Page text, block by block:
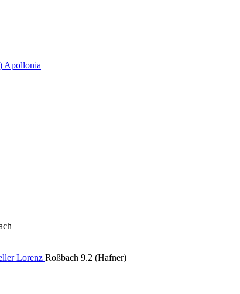
Apollonia
Lorenz Roßbach 9.2 (Hafner)